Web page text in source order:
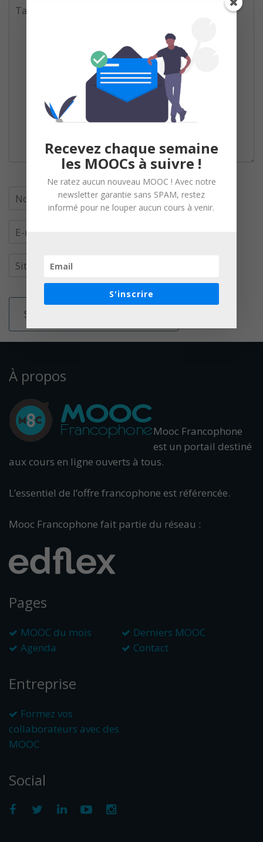
À propos
Mooc Francophone
est un portail destiné
aux cours en ligne ouverts à tous.
L’essentiel de l’offre francophone est référencée.
Mooc Francophone fait partie du réseau :
Pages
MOOC du mois
Derniers MOOC
Agenda
Contact
Entreprise
Formez vos
collaborateurs avec des
MOOC
Social
Recevez chaque semaine
les MOOCs à suivre !
Ne ratez aucun nouveau MOOC ! Avec notre
newsletter garantie sans SPAM, restez
informé pour ne louper aucun cours à venir.
S'inscrire